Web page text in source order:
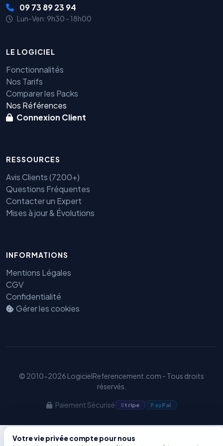
09 73 89 23 94
Lun-Ven: 9h30 - 18h00
LE LOGICIEL
Fonctionnalités
Nos Tarifs
Comparer les Packs
Nos Références
Connexion Client
RESSOURCES
Avis Clients (7200+)
Questions Fréquentes
Contacter un Expert
Mises à jour & Évolutions
INFORMATIONS
Mentions Légales
CGV
Confidentialité
Gérer les cookies
© 2010-2026 LogicielReferencement.com - Tous droits
réservés.
Paiement Sécurisé Stripe PayPal
Votre vie privée compte pour nous